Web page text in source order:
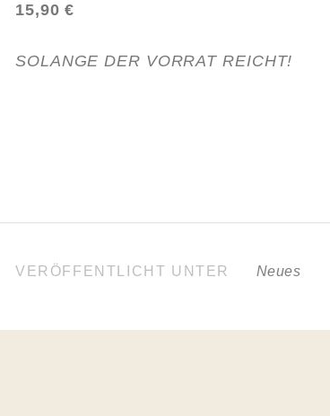
15,90 €
SOLANGE DER VORRAT REICHT!
VERÖFFENTLICHT UNTER Neues